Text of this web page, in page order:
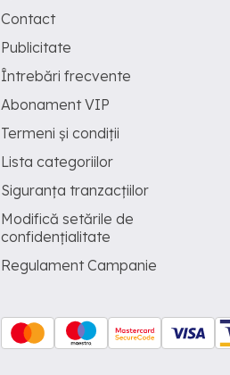
Contact
Publicitate
Întrebări frecvente
Abonament VIP
Termeni și condiții
Lista categoriilor
Siguranța tranzacțiilor
Modifică setările de
confidențialitate
Regulament Campanie